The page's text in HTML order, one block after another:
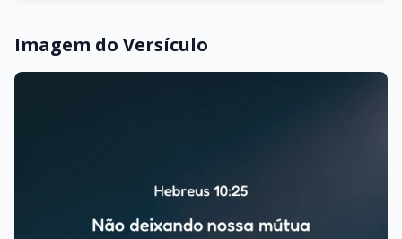
Imagem do Versículo